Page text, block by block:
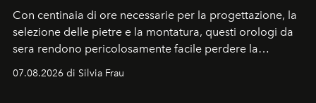
Con centinaia di ore necessarie per la progettazione, la
selezione delle pietre e la montatura, questi orologi da
sera rendono pericolosamente facile perdere la
cognizione del tempo. Ma con quadranti così
07.08.2026 di Silvia Frau